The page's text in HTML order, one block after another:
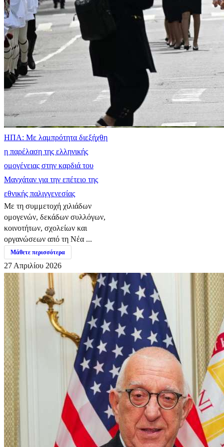
ΗΠΑ: Με λαμπρότητα διεξήχθη
η παρέλαση της ελληνικής
ομογένειας στην καρδιά του
Μανχάταν για την επέτειο της
εθνικής παλιγγενεσίας
Με τη συμμετοχή χιλιάδων
ομογενών, δεκάδων συλλόγων,
κοινοτήτων, σχολείων και
οργανώσεων από τη Νέα ...
Μάθετε περισσότερα
27 Απριλίου 2026